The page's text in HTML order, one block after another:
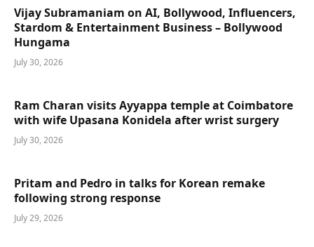
Vijay Subramaniam on AI, Bollywood, Influencers,
Stardom & Entertainment Business – Bollywood
Hungama
July 30, 2026
Ram Charan visits Ayyappa temple at Coimbatore
with wife Upasana Konidela after wrist surgery
July 30, 2026
Pritam and Pedro in talks for Korean remake
following strong response
July 29, 2026